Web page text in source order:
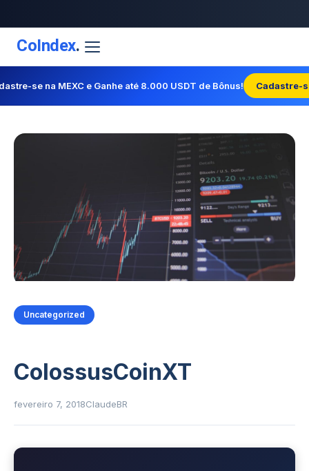
CoIndex.
se na MEXC e Ganhe até 8.000 USDT de Bônus! Cadastre-
Uncategorized
ColossusCoinXT
fevereiro 7, 2018ClaudeBR